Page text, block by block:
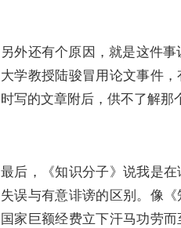
另外还有个原因，就是这件
大学教授陆骏冒用论文事件
时写的文章附后，供不了解那
最后，《知识分子》说我是
失误与有意诽谤的区别。像
国家巨额经费立下汗马功劳